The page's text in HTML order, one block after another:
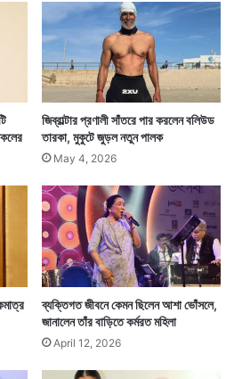
দ্বিতীয় বিয়েটা সবচেয়ে বেশিদিন
ট্রোভ-এর সঙ্গে ৩০ বছর সংসার
জিব্রাল্টার প্রণালী সাঁতরে পার করলেন বলিউড
তারকা, মুকুটে জুড়ল নতুন পালক
May 4, 2026
ব্যক্তিগত জীবনে কেমন ছিলেন আশা ভোঁসলে,
জানালেন তাঁর বাড়িতে কর্মরত মহিলা
April 12, 2026